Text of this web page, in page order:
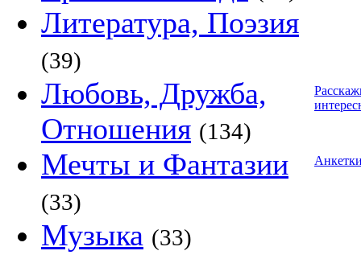
Литература, Поэзия
(39)
Любовь, Дружба,
Отношения (134)
Мечты и Фантазии
(33)
Музыка (33)